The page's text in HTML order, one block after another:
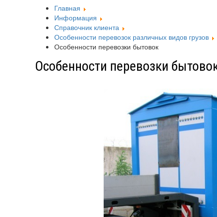
Главная
Информация
Справочник клиента
Особенности перевозок различных видов грузов
Особенности перевозки бытовок
Особенности перевозки